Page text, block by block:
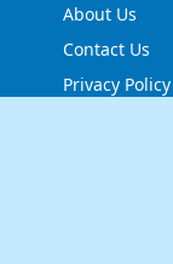
About Us
Contact Us
Privacy Policy